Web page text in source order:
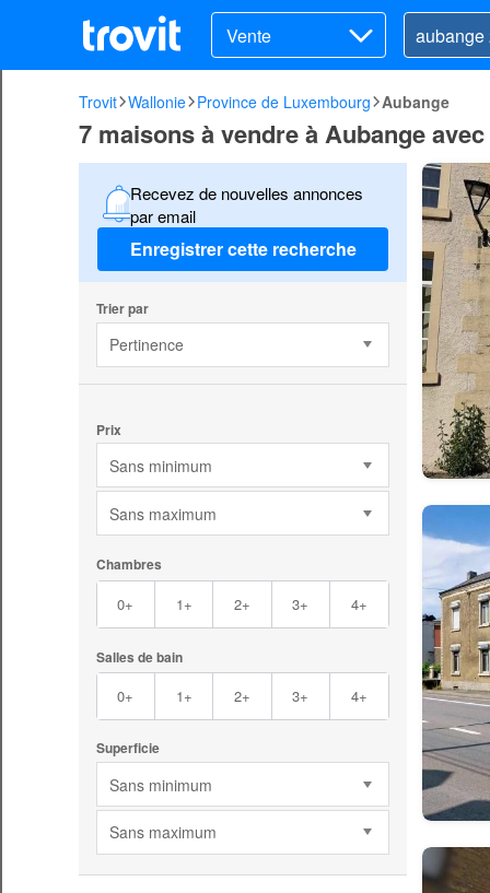
Vente
Trovit Wallonie Province de Luxembourg Aubange
7 maisons à vendre à Aubange
Recevez de nouvelles annonces
par email
Enregistrer cette recherche
Trier par
Pertinence
Prix
Sans minimum
Sans maximum
Chambres
0+ 1+ 2+ 3+ 4+
Salles de bain
0+ 1+ 2+ 3+ 4+
Superficie
Sans minimum
Sans maximum